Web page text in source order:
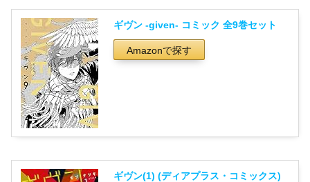
ギヴン -given- コミック 全9巻セット
Amazonで探す
ギヴン(1) (ディアプラス・コミックス)